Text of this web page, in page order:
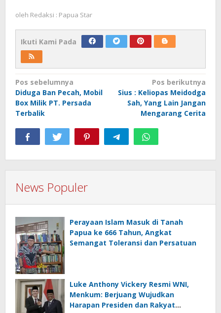
oleh Redaksi : Papua Star
Ikuti Kami Pada
Navigasi
pos
Pos sebelumnya
Diduga Ban Pecah, Mobil
Box Milik PT. Persada
Terbalik
Pos berikutnya
Sius : Keliopas Meidodga
Sah, Yang Lain Jangan
Mengarang Cerita
News Populer
Perayaan Islam Masuk di Tanah
Papua ke 666 Tahun, Angkat
Semangat Toleransi dan Persatuan
Luke Anthony Vickery Resmi WNI,
Menkum: Berjuang Wujudkan
Harapan Presiden dan Rakyat